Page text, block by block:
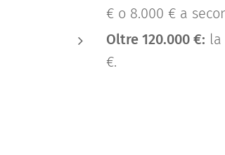
€ o 8.000 € a
Oltre 120.000 €: la
€.